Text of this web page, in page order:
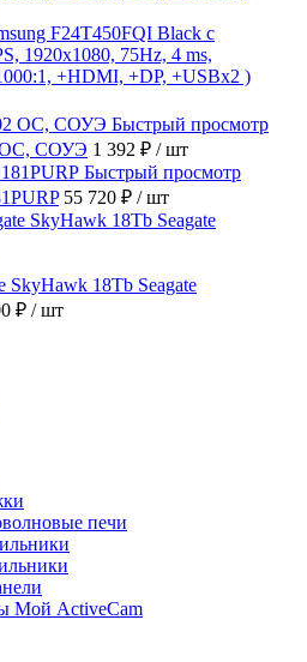
F24T450FQI Black с
1920x1080, 75Hz, 4 ms,
+HDMI, +DP, +USBx2 )
Быстрый просмотр
ОС, СОУЭ 1 392 ₽ / шт
Быстрый просмотр
55 720 ₽ / шт
SkyHawk 18Tb Seagate
₽ / шт
печи
Мой ActiveCam